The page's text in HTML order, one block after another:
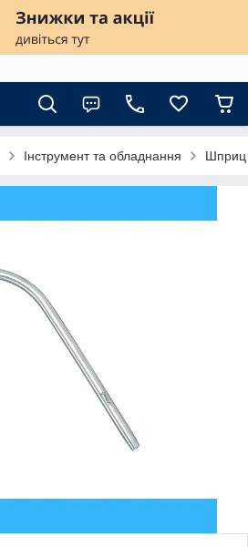
Інструмент та обладнання Шприц